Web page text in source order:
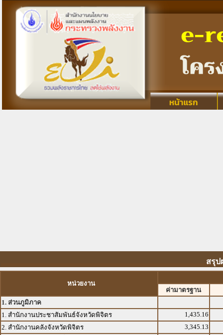
สรุป
หน่วยงาน
ค่ามาตรฐาน
1. ส่วนภูมิภาค
1. สำนักงานประชาสัมพันธ์จังหวัดพิจิตร
1,435.16
2. สำนักงานคลังจังหวัดพิจิตร
3,345.13